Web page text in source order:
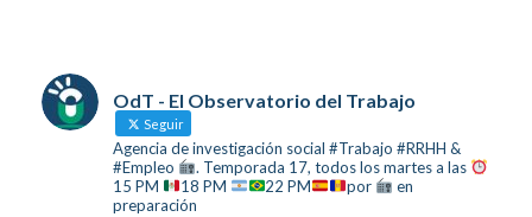
OdT - El Observatorio del Trabajo
Seguir
Agencia de investigación social #Trabajo #RRHH &
#Empleo
. Temporada 17, todos los martes a las
15 PM
18 PM 22 PM por
en
preparación